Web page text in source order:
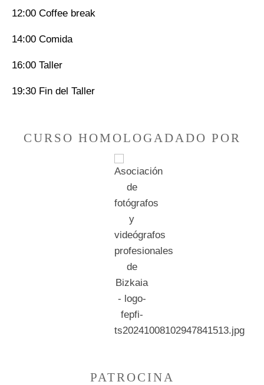
12:00 Coffee break
14:00 Comida
16:00 Taller
19:30 Fin del Taller
CURSO HOMOLOGADADO POR
PATROCINA